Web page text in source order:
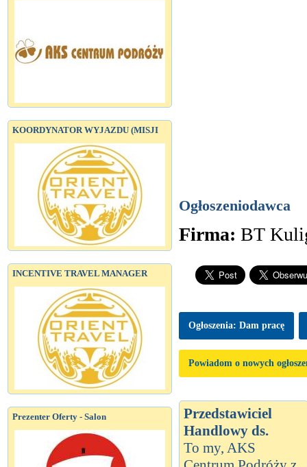
KOORDYNATOR WYJAZDU (MISJI
INCENTIVE TRAVEL MANAGER
Prezenter Oferty - Salon
Ogłoszeniodawca
Firma: BT
Ogłoszenia: Dam pracę
Powiadom o nowych
Przedstawiciel
Handlowy ds.
To my, AKS